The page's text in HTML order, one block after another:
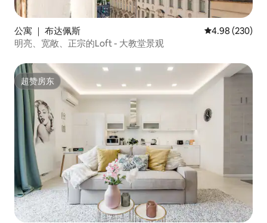
公寓 ｜ 布达佩斯 平均评分 4.98
4.98 (230)
明亮、宽敞、正宗的Loft - 大教堂景观
超赞房东
超赞房东